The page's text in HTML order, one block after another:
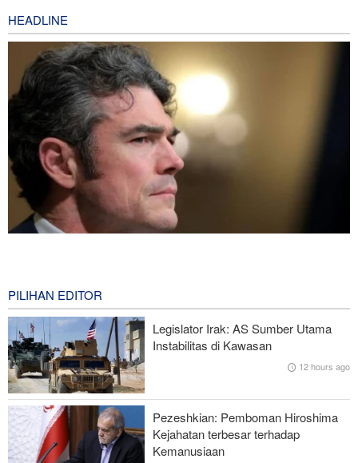
HEADLINE
Hulu Ledak Manuver dan Antena Anti-Jamming: Lonjakan
Kualitatif Rudal Kheibar Shekan
Zolghadr: Selat Hormuz Hanya Akan Dibuka Jika AS Perbaiki
Perilaku—Ini 6 Syaratnya!
Norouzi: Jurnalis Berdiri di Titik Pertemuan antara Realitas dan
Opini Publik
PILIHAN EDITOR
Legislator Irak: AS Sumber Utama
Instabilitas di Kawasan
12 hours ago
Pezeshkian: Pemboman Hiroshima
Kejahatan terbesar terhadap
Kemanusiaan